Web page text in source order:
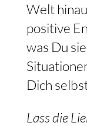
Welt
positive
was Du
Dich
Lass die